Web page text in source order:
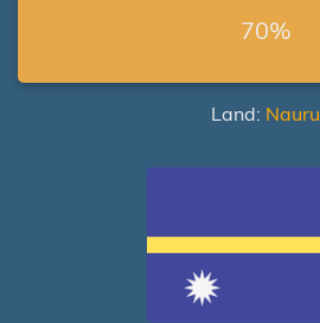
70%
Land: Nauru